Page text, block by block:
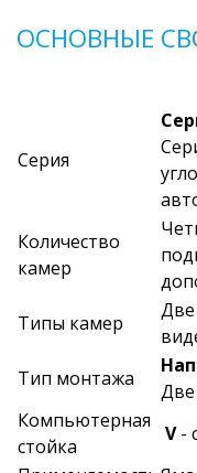
ОСНОВНЫЕ
Серия
Количество
камер
Типы камер
Тип монтажа
Две
Компьютерная
стойка
V-